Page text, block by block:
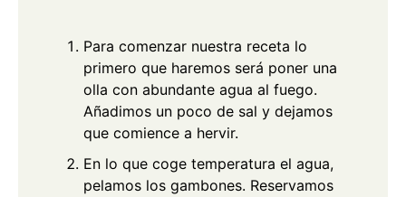
Para comenzar nuestra receta lo
primero que haremos será poner una
olla con abundante agua al fuego.
Añadimos un poco de sal y dejamos
que comience a hervir.
En lo que coge temperatura el agua,
pelamos los gambones. Reservamos